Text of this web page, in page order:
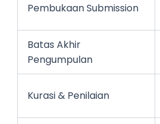
Pembukaan Submission
Batas Akhir
Pengumpulan
Kurasi & Penilaian